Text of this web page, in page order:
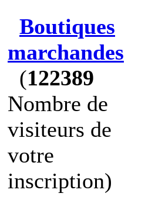
Boutiques
marchandes
(122389
Nombre de
visiteurs de
votre
inscription)